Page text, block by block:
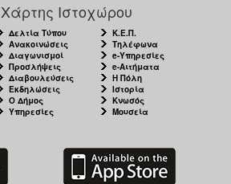
Χάρτης Ιστοχώρου
Δελτία Τύπου
Ανακοινώσεις
Διαγωνισμοί
Προσλήψεις
Διαβουλεύσεις
Εκδηλώσεις
Ο Δήμος
Υπηρεσίες
Κ.Ε.Π.
Τηλέφωνα
e-Υπηρεσίες
e-Αιτήματα
Η Πόλη
Ιστορία
Κνωσός
Μουσεία